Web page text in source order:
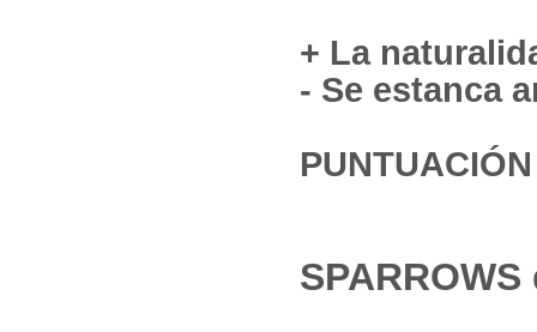
+ La
- Se estanca